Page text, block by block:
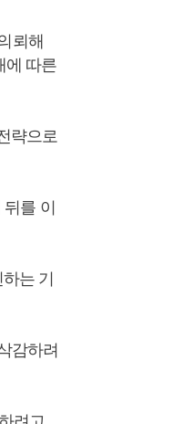
뢰해
에 따른
략으로
를 이
는 기
감하려